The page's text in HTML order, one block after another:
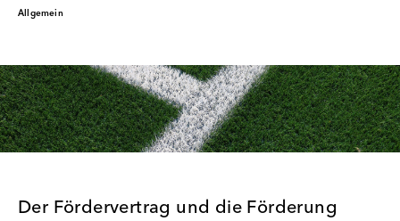
Allgemein
Der Fördervertrag und die Förderung